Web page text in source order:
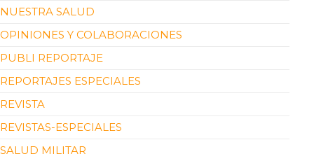
NUESTRA SALUD
OPINIONES Y COLABORACIONES
PUBLI REPORTAJE
REPORTAJES ESPECIALES
REVISTA
REVISTAS-ESPECIALES
SALUD MILITAR